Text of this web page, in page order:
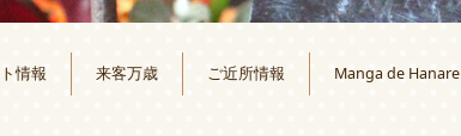
情報 来客万歳 ご近所情報 Manga de Hanare